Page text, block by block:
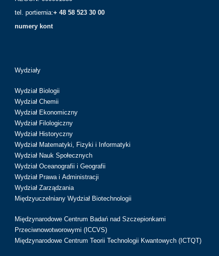
tel. portiernia:+ 48 58 523 30 00
numery kont
Wydziały
Wydział Biologii
Wydział Chemii
Wydział Ekonomiczny
Wydział Filologiczny
Wydział Historyczny
Wydział Matematyki, Fizyki i Informatyki
Wydział Nauk Społecznych
Wydział Oceanografii i Geografii
Wydział Prawa i Administracji
Wydział Zarządzania
Międzyuczelniany Wydział Biotechnologii
Międzynarodowe Centrum Badań nad Szczepionkami
Przeciwnowotworowymi (ICCVS)
Międzynarodowe Centrum Teorii Technologii Kwantowych (ICTQT)